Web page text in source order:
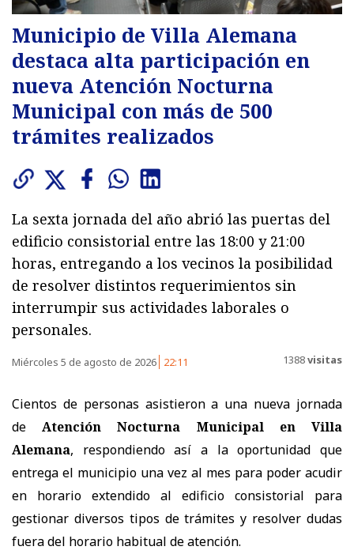
Municipio de Villa Alemana
destaca alta participación en
nueva Atención Nocturna
Municipal con más de 500
trámites realizados
La sexta jornada del año abrió las puertas del
edificio consistorial entre las 18:00 y 21:00
horas, entregando a los vecinos la posibilidad
de resolver distintos requerimientos sin
interrumpir sus actividades laborales o
personales.
Miércoles 5 de agosto de 2026 22:11 1388visitas
Cientos de personas asistieron a una nueva jornada
deAtención Nocturna Municipal en Villa
Alemana, respondiendo así a la oportunidad que
entrega el municipio una vez al mes para poder acudir
en horario extendido al edificio consistorial para
gestionar diversos tipos de trámites y resolver dudas
fuera del horario habitual de atención.